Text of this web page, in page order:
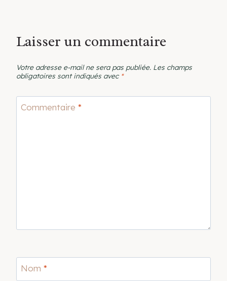
Laisser un commentaire
Votre adresse e-mail ne sera pas publiée. Les champs
obligatoires sont indiqués avec *
Commentaire *
Nom *